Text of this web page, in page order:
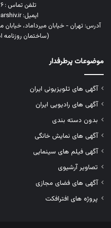
تلفن تماس : ۰۲۱۷۱۰۵۸۷۷۶
ایمیل: info@mediaarshiv.ir
(ساختمان روزنامه
موضوعات پرطرفدار
آگهی های تلویزیونی ایران
آگهی های رادیویی ایران
بدون دسته بندی
آگهی های نمایش خانگی
آگهی فیلم های سینمایی
تصاویر آرشیوی
آگهی های فضای مجازی
پروژه های افترافکت